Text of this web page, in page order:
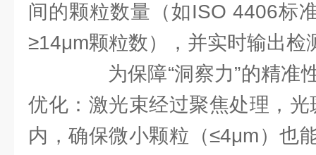
间的颗粒数量（如ISO 4406标
≥14μm颗粒数），并实时输出检
为保障“洞察力”的精准
优化：激光束经过聚焦处理，
内，确保微小颗粒（≤4μm）也